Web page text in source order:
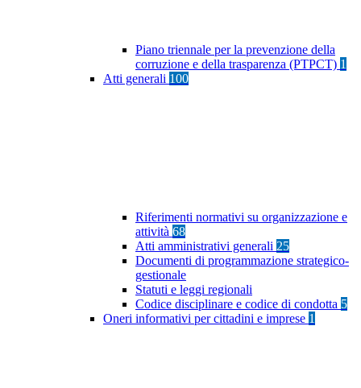
Piano triennale per la prevenzione della
corruzione e della trasparenza (PTPCT) 1
Atti generali 100
Riferimenti normativi su organizzazione e
attività 68
Atti amministrativi generali 25
Documenti di programmazione strategico-
gestionale
Statuti e leggi regionali
Codice disciplinare e codice di condotta 5
Oneri informativi per cittadini e imprese 1